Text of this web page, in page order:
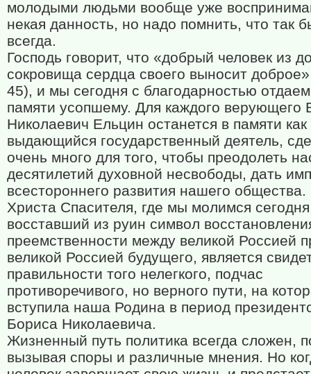
молодыми людьми вообще уже
некая данность, но надо помнить, что так
всегда.
Господь говорит, что «добрый человек из
сокровища сердца своего выносит
45), и мы сегодня с благодарностью
памяти усопшему. Для каждого верующего
Николаевич Ельцин останется в памяти как
выдающийся государственный деятель,
очень много для того, чтобы преодолеть
десятилетий духовной несвободы, дать
всестороннего развития нашего
Христа Спасителя, где мы молимся
восставший из руин символ
преемственности между великой Россией
великой Россией будущего, является
правильности того нелегкого, подчас
противоречивого, но верного пути, на
вступила наша Родина в период
Бориса Николаевича.
Жизненный путь политика всегда сложен,
вызывая споры и различные мнения. Но